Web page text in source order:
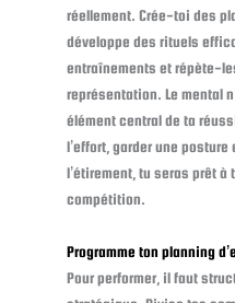
réellement. Crée-toi des
développe des rituels
entraînements et répète-
représentation. Le mental
élément central de ta
l’effort, garder une
l’étirement, tu seras prêt à
compétition.
Programme ton planning
Pour performer, il faut